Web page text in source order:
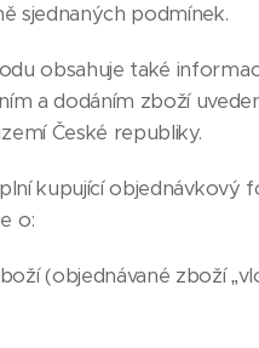
sjednaných podmínek.
obsahuje také
a dodáním zboží
České republiky.
kupující
o:
(objednávané zboží